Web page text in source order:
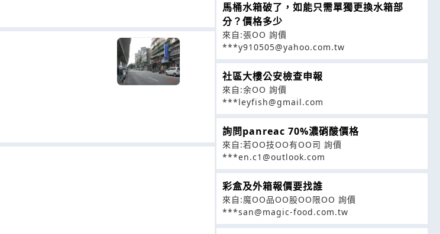
馬桶水箱破了，如能只需單獨更換水箱部
分？價格多少
來自:張OO 詢價
***y910505@yahoo.com.tw
社區大樓公安檢查申報
來自:余OO 詢價
***leyfish@gmail.com
詢問panreac 70%濃硝酸價格
來自:若OO技OO有OO司 詢價
***en.c1@outlook.com
彩盒及外箱報價要找誰
來自:魔OO品OO股OO限OO 詢價
***san@magic-food.com.tw